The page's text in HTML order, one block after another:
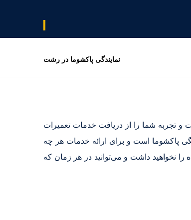
نمایندگی پاکشوما در رشت
و تجربه شما را از دریافت خدمات تعمیرات
پاکشوما است و برای ارائه خدمات هر چه
را نخواهید داشت و می‌توانید در هر زمان که